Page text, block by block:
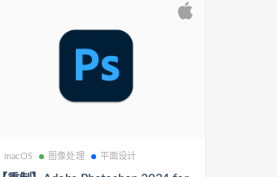
macOS 图像处理 平面设计